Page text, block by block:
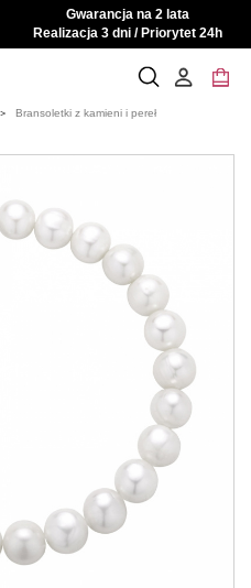
Gwarancja na 2 lata
Realizacja 3 dni / Priorytet 24h
Bransoletki z kamieni i pereł